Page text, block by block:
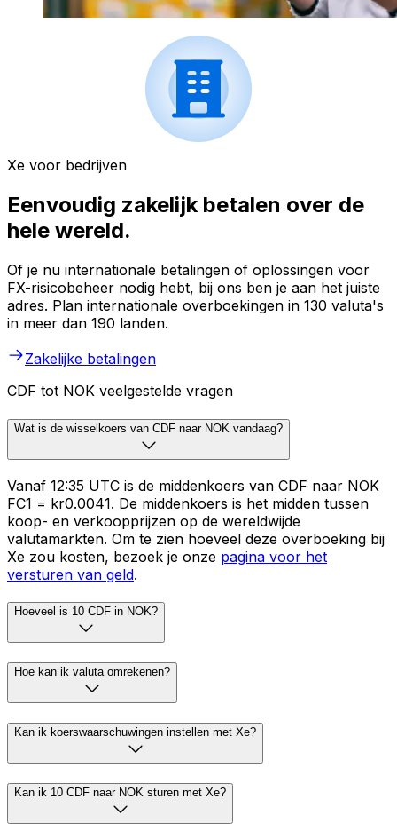
Xe voor bedrijven
Eenvoudig zakelijk betalen over de
hele wereld.
Of je nu internationale betalingen of oplossingen voor
FX-risicobeheer nodig hebt, bij ons ben je aan het juiste
adres. Plan internationale overboekingen in 130 valuta's
in meer dan 190 landen.
Zakelijke betalingen
CDF tot NOK veelgestelde vragen
Wat is de wisselkoers van CDF naar NOK vandaag?
Vanaf 12:35 UTC is de middenkoers van CDF naar NOK
FC1 = kr0.0041. De middenkoers is het midden tussen
koop- en verkoopprijzen op de wereldwijde
valutamarkten. Om te zien hoeveel deze overboeking bij
Xe zou kosten, bezoek je onze pagina voor het
versturen van geld.
Hoeveel is 10 CDF in NOK?
Hoe kan ik valuta omrekenen?
Kan ik koerswaarschuwingen instellen met Xe?
Kan ik 10 CDF naar NOK sturen met Xe?